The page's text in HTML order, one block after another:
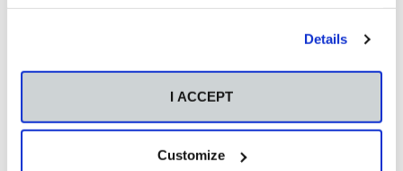
Details
I ACCEPT
Customize